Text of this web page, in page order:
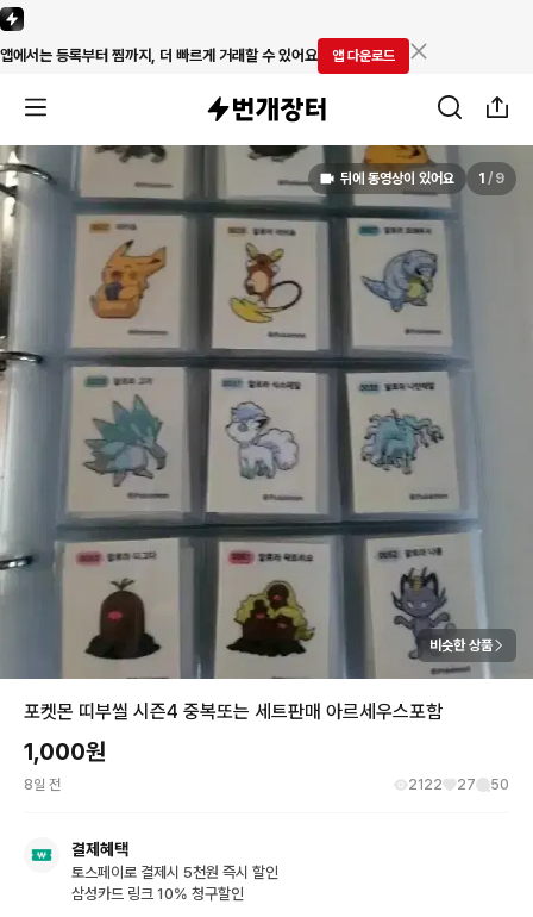
앱에서는 등록부터 찜까지, 더 빠르게 거래할 수 있어요 앱 다운로드
뒤에 동영상이 있어요 1 / 9
비슷한 상품
포켓몬 띠부씰 시즌4 중복또는 세트판매 아르세우스포함
1,000원
8일 전 2122 27 50
결제혜택
토스페이로 결제시 5천원 즉시 할인
삼성카드 링크 10% 청구할인